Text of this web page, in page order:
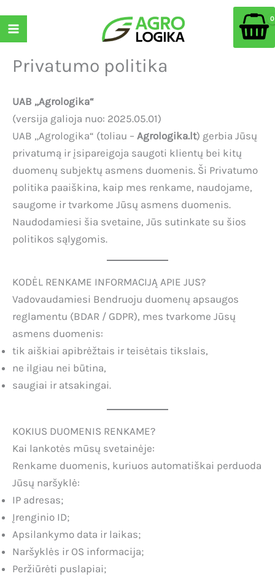
prie
turinio
Privatumo politika
UAB „Agrologika“
(versija galioja nuo: 2025.05.01)
UAB „Agrologika“ (toliau – Agrologika.lt) gerbia Jūsų
privatumą ir įsipareigoja saugoti klientų bei kitų
duomenų subjektų asmens duomenis. Ši Privatumo
politika paaiškina, kaip mes renkame, naudojame,
saugome ir tvarkome Jūsų asmens duomenis.
Naudodamiesi šia svetaine, Jūs sutinkate su šios
politikos sąlygomis.
KODĖL RENKAME INFORMACIJĄ APIE JUS?
Vadovaudamiesi Bendruoju duomenų apsaugos
reglamentu (BDAR / GDPR), mes tvarkome Jūsų
asmens duomenis:
tik aiškiai apibrėžtais ir teisėtais tikslais,
ne ilgiau nei būtina,
saugiai ir atsakingai.
KOKIUS DUOMENIS RENKAME?
Kai lankotės mūsų svetainėje:
Renkame duomenis, kuriuos automatiškai perduoda
Jūsų naršyklė:
IP adresas;
Įrenginio ID;
Apsilankymo data ir laikas;
Naršyklės ir OS informacija;
Peržiūrėti puslapiai;